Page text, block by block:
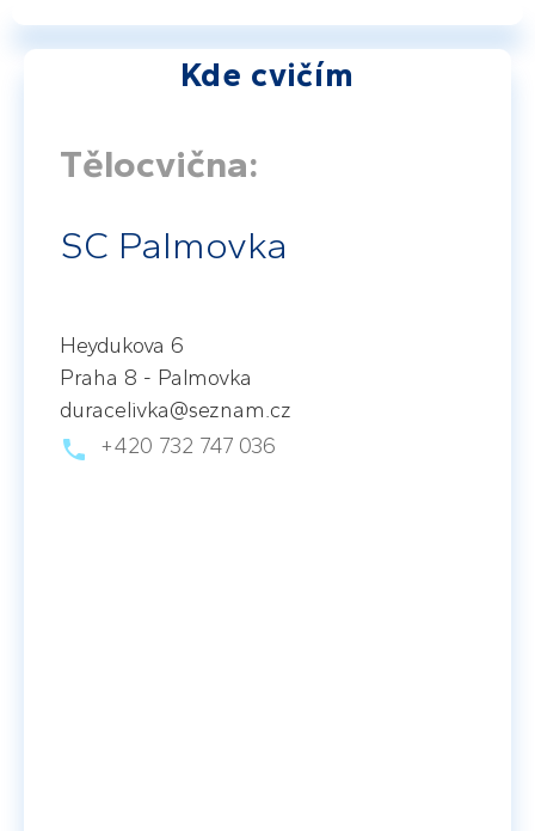
Kde cvičím
Tělocvična:
SC Palmovka
Heydukova 6
Praha 8 - Palmovka
duracelivka@seznam.cz
+420 732 747 036